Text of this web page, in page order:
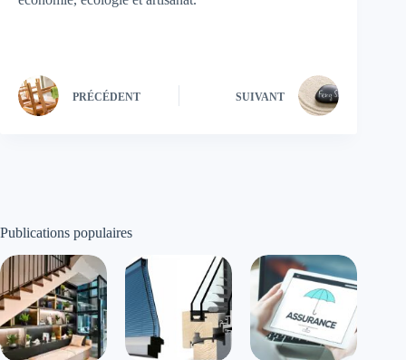
PRÉCÉDENT SUIVANT
Publications populaires